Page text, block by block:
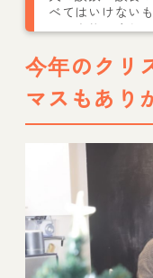
べてはいけないも
の、症状や応急
今年のクリ
マスもあり